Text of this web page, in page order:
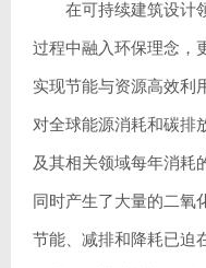
在可持续建筑设计
过程中融入环保理念，
实现节能与资源高效利
对全球能源消耗和碳排
及其相关领域每年消耗
同时产生了大量的二氧
节能、减排和降耗已迫